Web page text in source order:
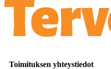
Toimituksen yhteystiedot